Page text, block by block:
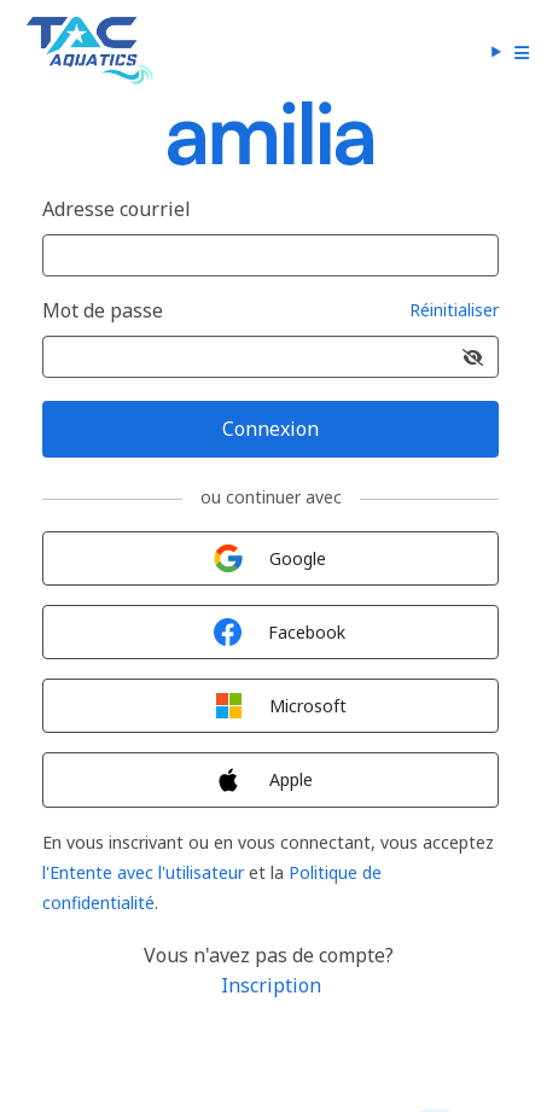
Adresse courriel
Mot de passe Réinitialiser
Connexion
ou continuer avec
Google
Facebook
Microsoft
Apple
En vous inscrivant ou en vous connectant, vous acceptez
l'Entente avec l'utilisateuret la Politique de
confidentialité.
Vous n'avez pas de compte?
Inscription